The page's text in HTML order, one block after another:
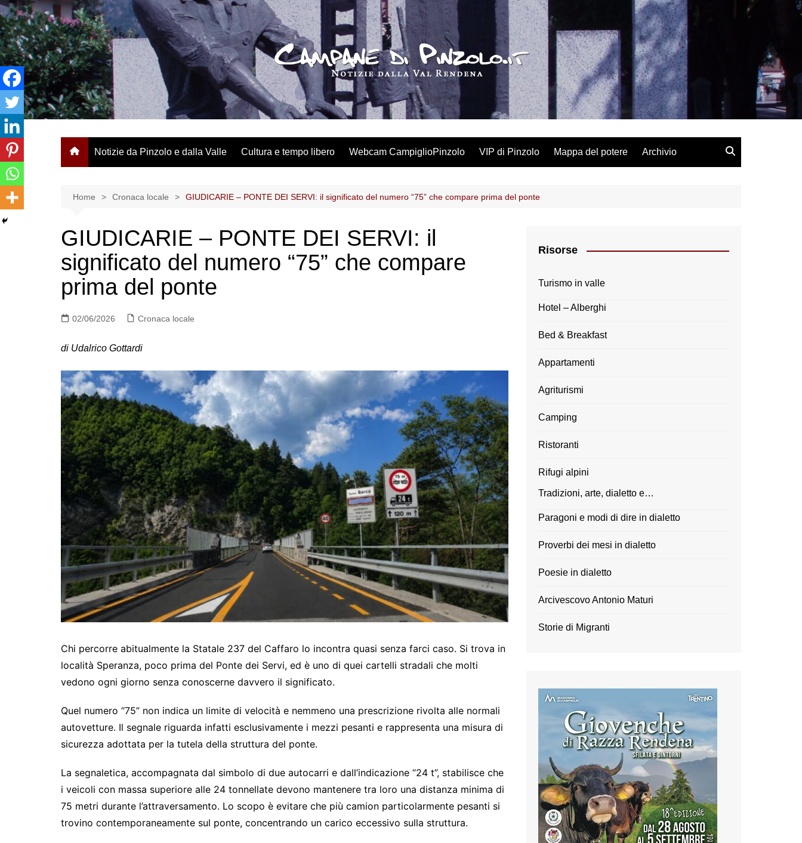
Salta
al
contenuto
Notizie da Pinzolo e dalla Valle Cultura e tempo libero Webcam CampiglioPinzolo VIP di Pinzolo Mappa del potere Archivio
Home Cronaca locale GIUDICARIE – PONTE DEI SERVI: il significato del numero “75” che compare prima del ponte
GIUDICARIE – PONTE DEI SERVI: il
significato del numero “75” che compare
prima del ponte
02/06/2026 Cronaca locale
di Udalrico Gottardi
Chi percorre abitualmente la Statale 237 del Caffaro lo incontra quasi senza farci caso. Si trova in
località Speranza, poco prima del Ponte dei Servi, ed è uno di quei cartelli stradali che molti
vedono ogni giorno senza conoscerne davvero il significato.
Quel numero “75” non indica un limite di velocità e nemmeno una prescrizione rivolta alle normali
autovetture. Il segnale riguarda infatti esclusivamente i mezzi pesanti e rappresenta una misura di
sicurezza adottata per la tutela della struttura del ponte.
La segnaletica, accompagnata dal simbolo di due autocarri e dall’indicazione “24 t”, stabilisce che
i veicoli con massa superiore alle 24 tonnellate devono mantenere tra loro una distanza minima di
75 metri durante l’attraversamento. Lo scopo è evitare che più camion particolarmente pesanti si
trovino contemporaneamente sul ponte, concentrando un carico eccessivo sulla struttura.
Risorse
Turismo in valle
Hotel – Alberghi
Bed & Breakfast
Appartamenti
Agriturismi
Camping
Ristoranti
Rifugi alpini
Tradizioni, arte, dialetto e…
Paragoni e modi di dire in dialetto
Proverbi dei mesi in dialetto
Poesie in dialetto
Arcivescovo Antonio Maturi
Storie di Migranti